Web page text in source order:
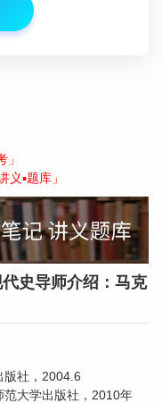
介绍：马克锋
▪题库」
史导师介绍：马克
版社，2004.6
范大学出版社，2010年